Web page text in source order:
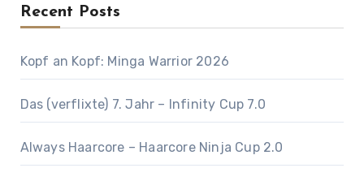
Recent Posts
Kopf an Kopf: Minga Warrior 2026
Das (verflixte) 7. Jahr – Infinity Cup 7.0
Always Haarcore – Haarcore Ninja Cup 2.0